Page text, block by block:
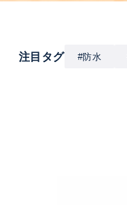
注目タグ #防水